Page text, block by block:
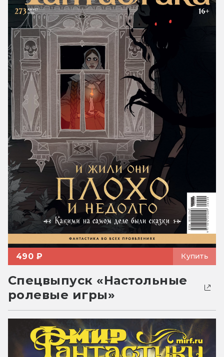
490 ₽ Купить
Спецвыпуск «Настольные
ролевые игры»